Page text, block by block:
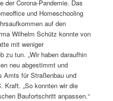
der Corona-Pandemie. Das
und Homeschooling
auf den
Wilhelm Schütz konnte von
mit weniger
zu tun. „Wir haben daraufhin
neu abgestimmt und
Amts für Straßenbau und
Kraft. „So konnten wir die
Baufortschritt anpassen.“